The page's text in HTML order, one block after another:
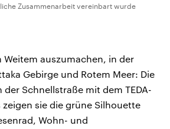
Zusammenarbeit vereinbart wurde
Weitem auszumachen, in der
Gebirge und Rotem Meer: Die
Schnellstraße mit dem TEDA-
sie die grüne Silhouette
Wohn- und